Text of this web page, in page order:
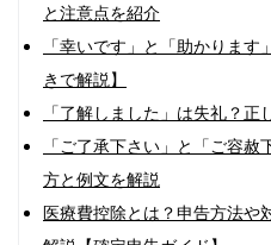
と注意点を紹介
「幸いです」と「助かりま
きで解説】
「了解しました」は失礼？
「ご了承下さい」と「ご容
方と例文を解説
医療費控除とは？申告方法や